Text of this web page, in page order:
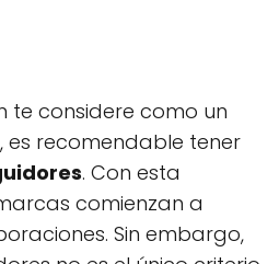
te considere como un
es recomendable tener
. Con esta
comienzan a
Sin embargo,